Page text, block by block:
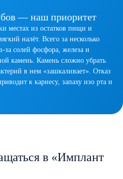
— наш приоритет
местах из остатков пищи и
налёт. Всего за несколько
за солей фосфора, железа и
камень. Камень сложно убрать
в нем «зашкаливает». Отказ
к кариесу, запаху изо рта и
в «Имплант